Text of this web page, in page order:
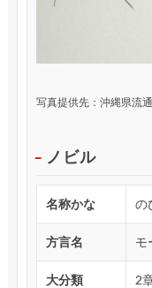
写真提供先：沖縄県流
ノビル
名称かな の
方言名 モ
大分類 2